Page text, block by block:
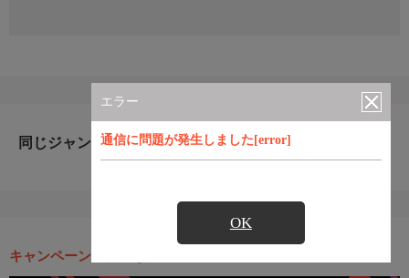
エラー
通信に問題が発生しました[error]
OK
同じジャンルのおすすめ番組
キャンペーン・お得な情報